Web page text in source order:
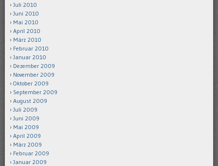
Juli 2010
Juni 2010
Mai 2010
April 2010
März 2010
Februar 2010
Januar 2010
Dezember 2009
November 2009
Oktober 2009
September 2009
August 2009
Juli 2009
Juni 2009
Mai 2009
April 2009
März 2009
Februar 2009
Januar 2009